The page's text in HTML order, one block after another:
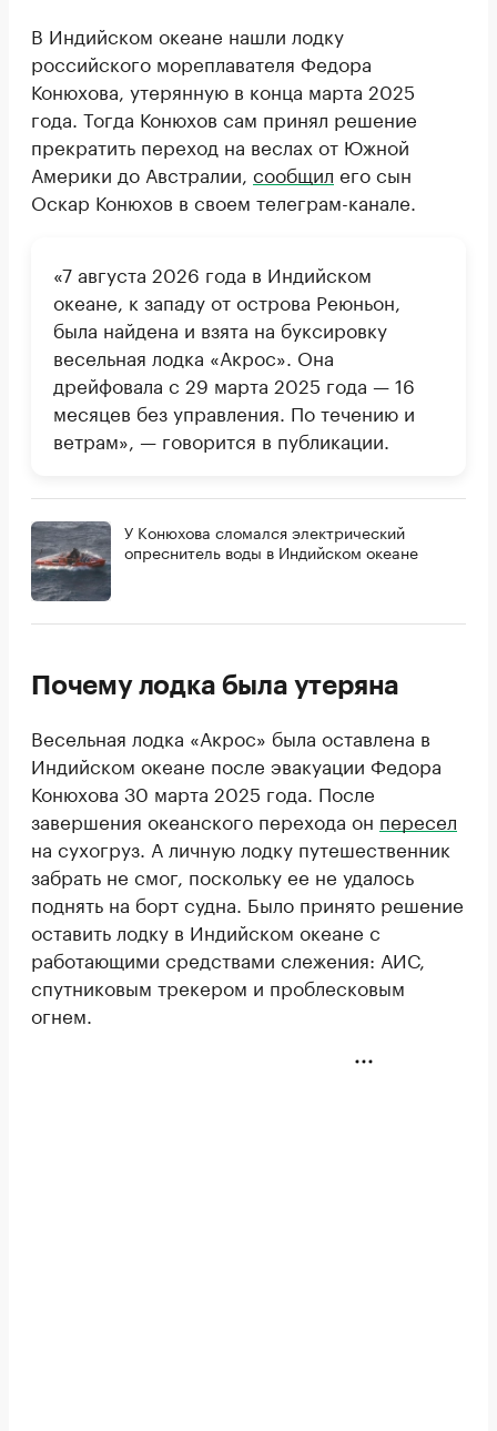
В Индийском океане нашли лодку
российского мореплавателя Федора
Конюхова, утерянную в конца марта 2025
года. Тогда Конюхов сам принял решение
прекратить переход на веслах от Южной
Америки до Австралии, сообщил его сын
Оскар Конюхов в своем телеграм-канале.
«7 августа 2026 года в Индийском
океане, к западу от острова Реюньон,
была найдена и взята на буксировку
весельная лодка «Акрос». Она
дрейфовала с 29 марта 2025 года — 16
месяцев без управления. По течению и
ветрам», — говорится в публикации.
У Конюхова сломался электрический
опреснитель воды в Индийском океане
Почему лодка была утеряна
Весельная лодка «Акрос» была оставлена в
Индийском океане после эвакуации Федора
Конюхова 30 марта 2025 года. После
завершения океанского перехода он пересел
на сухогруз. А личную лодку путешественник
забрать не смог, поскольку ее не удалось
поднять на борт судна. Было принято решение
оставить лодку в Индийском океане с
работающими средствами слежения: АИС,
спутниковым трекером и проблесковым
огнем.